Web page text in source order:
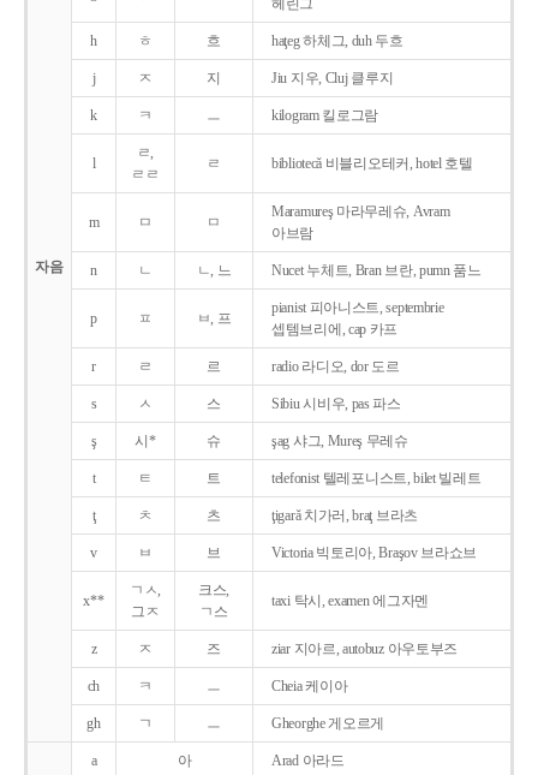
자음
헤린그
h ㅎ 흐 haţeg 하체그, duh 두흐
j ㅈ 지 Jiu 지우, Cluj 클루지
k ㅋ ㅡ kilogram 킬로그람
l
ㄹ,
ㄹㄹ
ㄹ bibliotecǎ 비블리오테커, hotel 호텔
m ㅁ ㅁ
Maramureş 마라무레슈, Avram
아브람
n ㄴ ㄴ, 느 Nucet 누체트, Bran 브란, pumn 품느
p ㅍ ㅂ, 프
pianist 피아니스트, septembrie
셉템브리에, cap 카프
r ㄹ 르 radio 라디오, dor 도르
s ㅅ 스 Sibiu 시비우, pas 파스
ş 시* 슈 şag 샤그, Mureş 무레슈
t ㅌ 트 telefonist 텔레포니스트, bilet 빌레트
ţ ㅊ 츠 ţigarǎ 치가러, braţ 브라츠
v ㅂ 브 Victoria 빅토리아, Braşov 브라쇼브
x**
ㄱㅅ,
그ㅈ
크스,
ㄱ스
taxi 탁시, examen 에그자멘
z ㅈ 즈 ziar 지아르, autobuz 아우토부즈
ch ㅋ ㅡ Cheia 케이아
gh ㄱ ㅡ Gheorghe 게오르게
a 아 Arad 아라드